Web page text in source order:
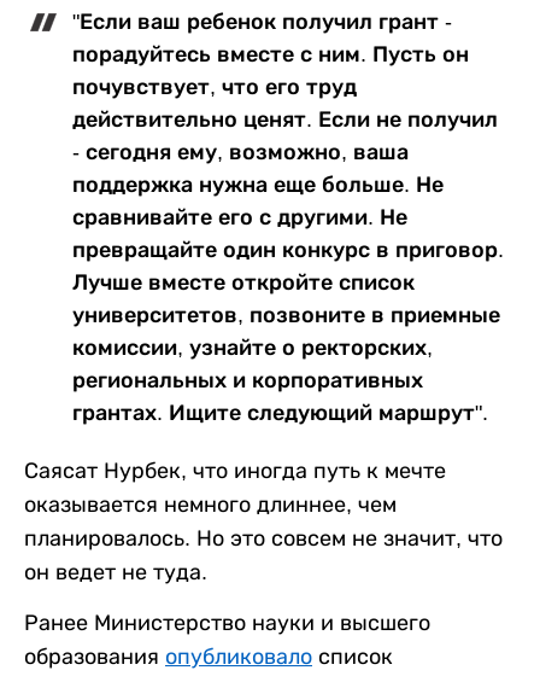
"Если ваш ребенок получил грант -
порадуйтесь вместе с ним. Пусть он
почувствует, что его труд
действительно ценят. Если не получил
- сегодня ему, возможно, ваша
поддержка нужна еще больше. Не
сравнивайте его с другими. Не
превращайте один конкурс в приговор.
Лучше вместе откройте список
университетов, позвоните в приемные
комиссии, узнайте о ректорских,
региональных и корпоративных
грантах. Ищите следующий маршрут".
Саясат Нурбек, что иногда путь к мечте
оказывается немного длиннее, чем
планировалось. Но это совсем не значит, что
он ведет не туда.
Ранее Министерство науки и высшего
образования опубликовало список